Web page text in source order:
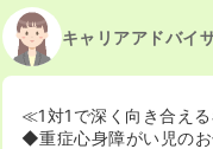
キャリアアドバイ
≪1対1で深く向き合え
◆重症心身障がい児の